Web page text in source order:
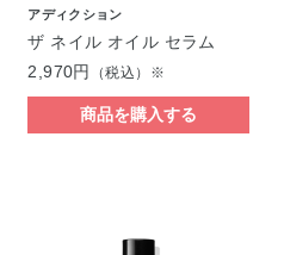
アディクション
ザ ネイル オイル セラム
2,970円
（税込）※
商品を購入する